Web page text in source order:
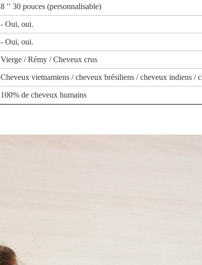
8 ′′ 30 pouces (personnalisable)
- Oui, oui.
- Oui, oui.
Vierge / Rémy / Cheveux crus
Cheveux vietnamiens / cheveux brésiliens / cheveux indiens /
100% de cheveux humains